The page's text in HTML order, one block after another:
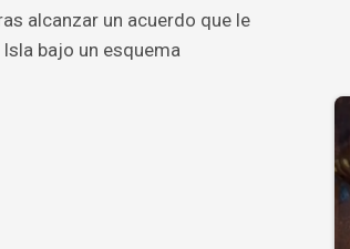
alcanzar un acuerdo que le
bajo un esquema